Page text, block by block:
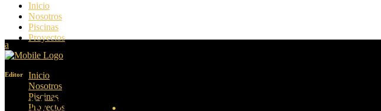
Inicio
Nosotros
Piscinas
Proyectos
Inicio
Nosotros
Piscinas
Proyectos
Editor
SAM MILLS .